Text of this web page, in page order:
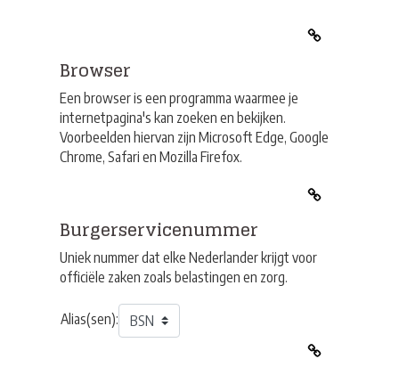
Browser
Een browser is een programma waarmee je
internetpagina's kan zoeken en bekijken.
Voorbeelden hiervan zijn Microsoft Edge, Google
Chrome, Safari en Mozilla Firefox.
Burgerservicenummer
Uniek nummer dat elke Nederlander krijgt voor
officiële zaken zoals belastingen en zorg.
Alias(sen):